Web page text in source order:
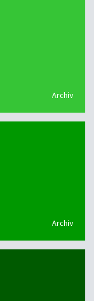
Archiv
Archiv